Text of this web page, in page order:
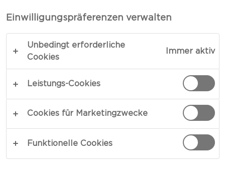
PRODUKTE ONLINE KAUFEN
Castello Produkte sofort online zu kaufen. Du
Einwilligungspräferenzen verwalten
Unbedingt erforderliche
Cookies
Immer aktiv
Leistungs-Cookies
Cookies für Marketingzwecke
Funktionelle Cookies